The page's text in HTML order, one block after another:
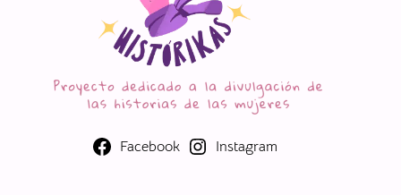
Facebook Instagram